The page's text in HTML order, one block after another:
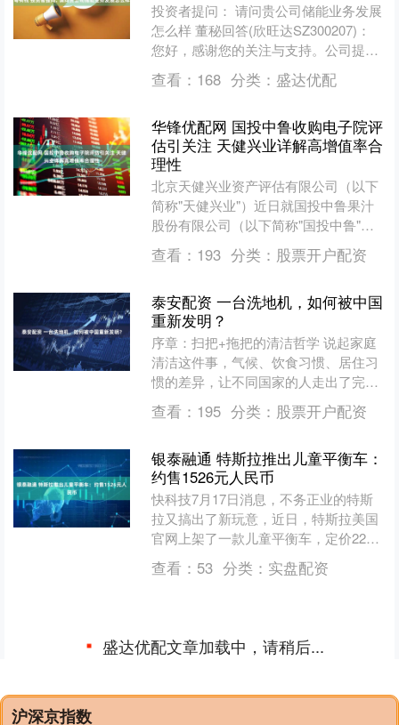
投资者提问： 请问贵公司储能业务发展
怎么样 董秘回答(欣旺达SZ300207)：
您好，感谢您的关注与支持。公司提供
储能系统一体化解决方案，广泛覆盖电
网储能、工....
查看： 168 分类： 盛达优配
华锋优配网 国投中鲁收购电子院评
估引关注 天健兴业详解高增值率合
理性
北京天健兴业资产评估有限公司（以下
简称"天健兴业"）近日就国投中鲁果汁
股份有限公司（以下简称"国投中鲁"）
发行股份购买资产并募集配套资金暨关
联交易事项，对上海证....
查看： 193 分类： 股票开户配资
泰安配资 一台洗地机，如何被中国
重新发明？
序章：扫把+拖把的清洁哲学 说起家庭
清洁这件事，气候、饮食习惯、居住习
惯的差异，让不同国家的人走出了完全
不同的路径。中国疆域辽阔、饮食结构
丰富，再加上过去三十年....
查看： 195 分类： 股票开户配资
银泰融通 特斯拉推出儿童平衡车：
约售1526元人民币
快科技7月17日消息，不务正业的特斯
拉又搞出了新玩意，近日，特斯拉美国
官网上架了一款儿童平衡车，定价225
美元（约1526元人民币）。 这款滑步车
采用轻量化镁合....
查看： 53 分类： 实盘配资
盛达优配文章加载中，请稍后...
沪深京指数